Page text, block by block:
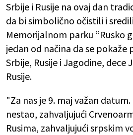
Srbije i Rusije na ovaj dan
da bi simbolično očistili i
Memorijalnom parku “Rusko
jedan od načina da se pokaže
Srbije, Rusije i Jagodine, dece
Rusije.
"Za nas je 9. maj važan
nestao, zahvaljujući
Rusima, zahvaljujući srpskim